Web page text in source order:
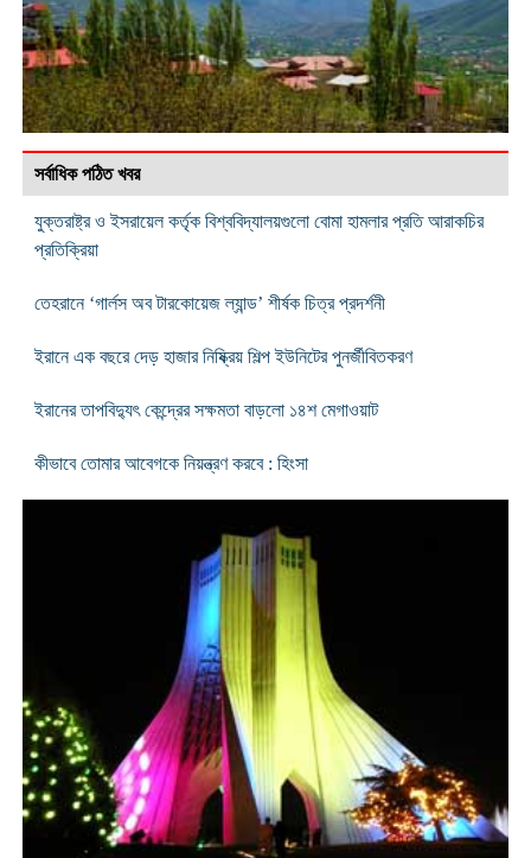
সর্বাধিক পঠিত খবর
যুক্তরাষ্ট্র ও ইসরায়েল কর্তৃক বিশ্ববিদ্যালয়গুলো বোমা হামলার প্রতি আরাকচির
প্রতিক্রিয়া
তেহরানে ‘গার্লস অব টারকোয়েজ ল্যান্ড’ শীর্ষক চিত্র প্রদর্শনী
ইরানে এক বছরে দেড় হাজার নিষ্ক্রিয় শিল্প ইউনিটের পুনর্জীবিতকরণ
ইরানের তাপবিদ্যুৎ কেন্দ্রের সক্ষমতা বাড়লো ১৪শ মেগাওয়াট
কীভাবে তোমার আবেগকে নিয়ন্ত্রণ করবে : হিংসা